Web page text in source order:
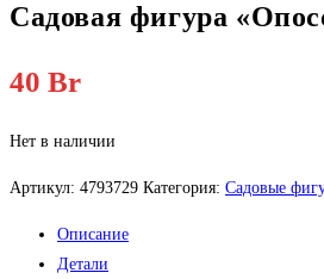
Садовая фигура
40 Br
Нет в наличии
Артикул: 4793729 Категория: Садовые
Описание
Детали